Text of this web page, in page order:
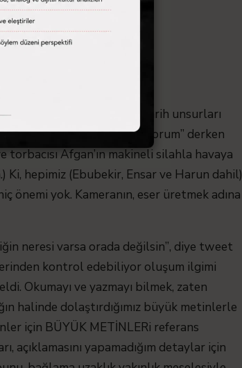
eserlerimiz, kayıt dışı tarih unsurları
“acılarımı şuramda saklıyorum” derken
torbacısı Afgan’ın makineli silahla havaya
hepimiz (Ebubekir, Ensar ve Harun dahil)
yok. Kameranın, eser üretmek adına
neresi varsa orada değilsin”, diye tweet
kontrol edebiliyor oluşum ilgimi
Okumayı ve yazmayı bilmek, zaten
halinde dolaştırdığımız büyük metinlerle
için BÜYÜK METİNLERi referans
yapamadığım detaylar için